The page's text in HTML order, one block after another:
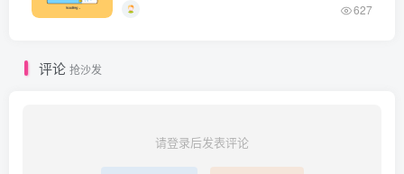
627
评论 抢沙发
请登录后发表评论